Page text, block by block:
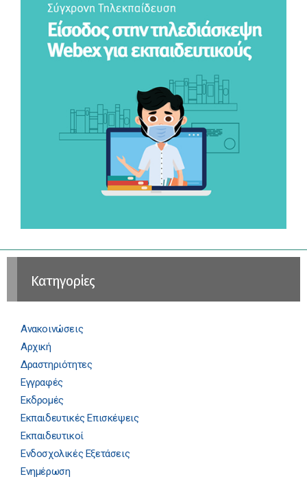
Kατηγορίες
Ανακοινώσεις
Αρχική
Δραστηριότητες
Εγγραφές
Εκδρομές
Εκπαιδευτικές Επισκέψεις
Εκπαιδευτικοί
Ενδοσχολικές Εξετάσεις
Ενημέρωση